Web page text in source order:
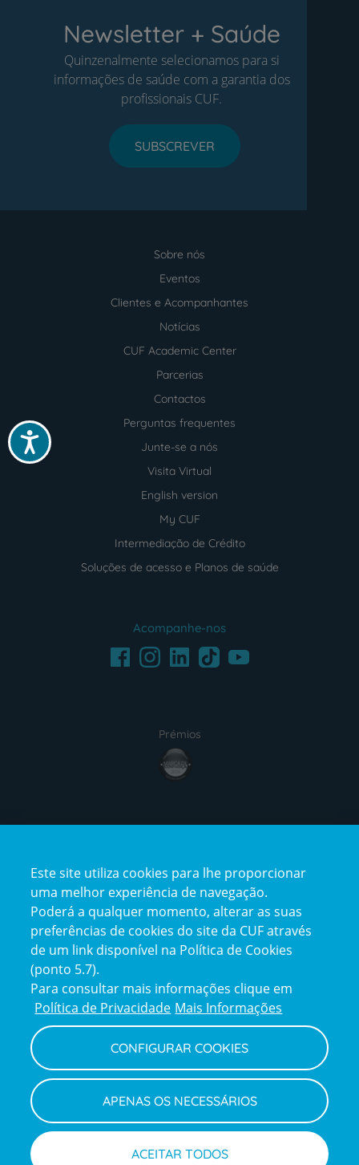
Acessibilidade
Newsletter + Saúde
Quinzenalmente selecionamos para si
informações de saúde com a garantia dos
profissionais CUF.
SUBSCREVER
Sobre nós
Eventos
Clientes e Acompanhantes
Notícias
CUF Academic Center
Parcerias
Contactos
Perguntas frequentes
Junte-se a nós
Visita Virtual
English version
My CUF
Intermediação de Crédito
Soluções de acesso e Planos de saúde
Acompanhe-nos
FacebookInstagramLinkedInTikTokYoutube
Prémios
award4
certification2certification3
Reclamações
e
elogios
Policy
Política de Privacidade e Cookies
Termos e Condições
Declaração de Acessibilidade
Canal de Denúncias
Informações legais
Este site utiliza cookies para lhe proporcionar
uma melhor experiência de navegação.
Poderá a qualquer momento, alterar as suas
preferências de cookies do site da CUF através
de um link disponível na Política de Cookies
(ponto 5.7).
Para consultar mais informações clique em
Política de Privacidade Mais Informações
CONFIGURAR COOKIES
APENAS OS NECESSÁRIOS
ACEITAR TODOS